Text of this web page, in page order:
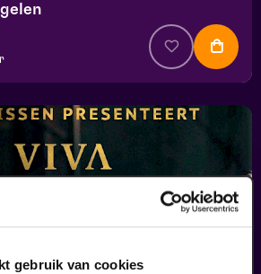
gebruik van cookies